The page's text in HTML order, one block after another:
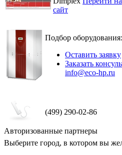
сайт
Подбор оборудования:
Оставить заявку
Заказать
info@eco-hp.ru
(499) 290-02-86
Авторизованные партнеры
Выберите город, в котором вы